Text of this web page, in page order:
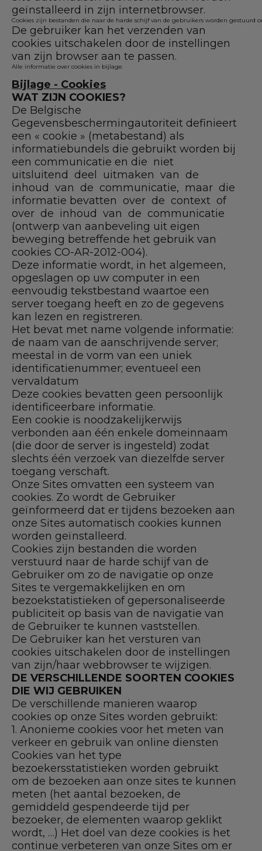
geïnstalleerd in zijn internetbrowser.
Cookies zijn bestanden die naar de harde schijf van de gebruikers worden
De gebruiker kan het verzenden van
cookies uitschakelen door de instellingen
van zijn browser aan te passen.
Alle informatie over cookies in bijlage.
Bijlage - Cookies
WAT ZIJN COOKIES?
De Belgische
Gegevensbeschermingautoriteit definieert
een « cookie » (metabestand) als
informatiebundels die gebruikt worden bij
een communicatie en die niet
uitsluitend deel uitmaken van de
inhoud van de communicatie, maar die
informatie bevatten over de context of
over de inhoud van de communicatie
(ontwerp van aanbeveling uit eigen
beweging betreffende het gebruik van
cookies CO-AR-2012-004).
Deze informatie wordt, in het algemeen,
opgeslagen op uw computer in een
eenvoudig tekstbestand waartoe een
server toegang heeft en zo de gegevens
kan lezen en registreren.
Het bevat met name volgende informatie:
de naam van de aanschrijvende server;
meestal in de vorm van een uniek
identificatienummer; eventueel een
vervaldatum
Deze cookies bevatten geen persoonlijk
identificeerbare informatie.
Een cookie is noodzakelijkerwijs
verbonden aan één enkele domeinnaam
(die door de server is ingesteld) zodat
slechts één verzoek van diezelfde server
toegang verschaft.
Onze Sites omvatten een systeem van
cookies. Zo wordt de Gebruiker
geïnformeerd dat er tijdens bezoeken aan
onze Sites automatisch cookies kunnen
worden geïnstalleerd.
Cookies zijn bestanden die worden
verstuurd naar de harde schijf van de
Gebruiker om zo de navigatie op onze
Sites te vergemakkelijken en om
bezoekstatistieken of gepersonaliseerde
publiciteit op basis van de navigatie van
de Gebruiker te kunnen vaststellen.
De Gebruiker kan het versturen van
cookies uitschakelen door de instellingen
van zijn/haar webbrowser te wijzigen.
DE VERSCHILLENDE SOORTEN COOKIES
DIE WIJ GEBRUIKEN
De verschillende manieren waarop
cookies op onze Sites worden gebruikt:
1. Anonieme cookies voor het meten van
verkeer en gebruik van online diensten
Cookies van het type
bezoekersstatistieken worden gebruikt
om de bezoeken aan onze sites te kunnen
meten (het aantal bezoeken, de
gemiddeld gespendeerde tijd per
bezoeker, de elementen waarop geklikt
wordt, …) Het doel van deze cookies is het
continue verbeteren van onze Sites om er